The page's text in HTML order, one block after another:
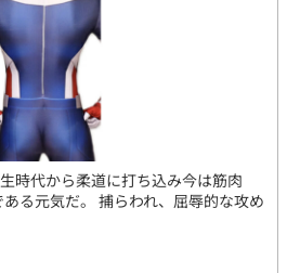
時代から柔道に打ち込み今は筋肉
る元気だ。 捕らわれ、屈辱的な攻め